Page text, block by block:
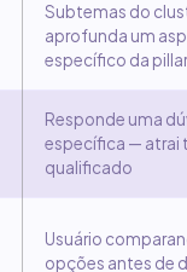
Subtemas do
aprofunda um
específico da pillar
Responde uma
específica — atrai
qualificado
Usuário
opções antes de